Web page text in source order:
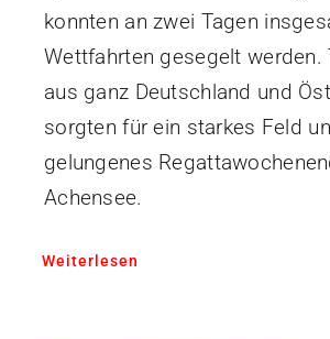
konnten an zwei Tagen
Wettfahrten gesegelt werden.
aus ganz Deutschland und
sorgten für ein starkes Feld
gelungenes
Achensee.
Weiterlesen